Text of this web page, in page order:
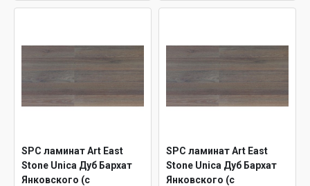
SPC ламинат Art East
Stone Unica Дуб Бархат
Янковского (с
SPC ламинат Art East
Stone Unica Дуб Бархат
Янковского (с